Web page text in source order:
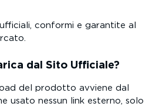
conformi e garantite al
dal Sito Ufficiale?
del prodotto avviene dal
usato nessun link esterno, solo